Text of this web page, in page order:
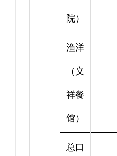
院）
渔洋
（义
祥餐
馆）
总口